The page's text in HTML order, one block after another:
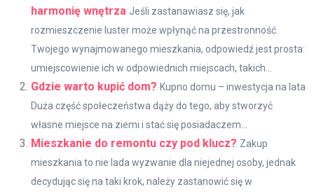
harmonię wnętrza Jeśli zastanawiasz się, jak
rozmieszczenie luster może wpłynąć na przestronność
Twojego wynajmowanego mieszkania, odpowiedź jest prosta:
umiejscowienie ich w odpowiednich miejscach, takich...
Gdzie warto kupić dom? Kupno domu – inwestycja na lata
Duża część społeczeństwa dąży do tego, aby stworzyć
własne miejsce na ziemi i stać się posiadaczem...
Mieszkanie do remontu czy pod klucz? Zakup
mieszkania to nie lada wyzwanie dla niejednej osoby, jednak
decydując się na taki krok, należy zastanowić się w